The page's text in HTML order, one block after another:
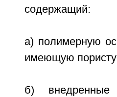
содержащий:
а) полимерную
имеющую
б)